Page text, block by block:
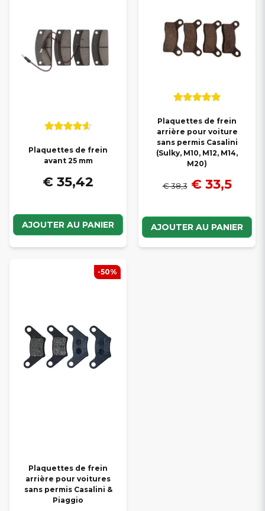
Plaquettes de frein
avant 25 mm
€ 35,42
AJOUTER AU PANIER
Plaquettes de frein
arrière pour voiture
sans permis Casalini
(Sulky, M10, M12, M14,
M20)
€ 38,3 € 33,5
AJOUTER AU PANIER
Plaquettes de frein
arrière pour voitures
sans permis Casalini &
Piaggio
-50%